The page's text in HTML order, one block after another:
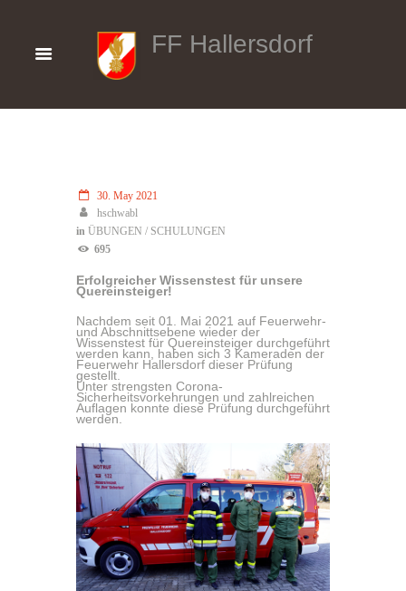
FF Hallersdorf
30. May 2021
hschwabl
in ÜBUNGEN / SCHULUNGEN
695
Erfolgreicher Wissenstest für unsere
Quereinsteiger!
Nachdem seit 01. Mai 2021 auf Feuerwehr-
und Abschnittsebene wieder der
Wissenstest für Quereinsteiger durchgeführt
werden kann, haben sich 3 Kameraden der
Feuerwehr Hallersdorf dieser Prüfung
gestellt.
Unter strengsten Corona-
Sicherheitsvorkehrungen und zahlreichen
Auflagen konnte diese Prüfung durchgeführt
werden.